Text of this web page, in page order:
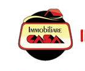
Immobili
Immobili In
Chi Siamo